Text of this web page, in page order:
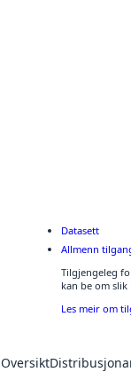
Datasett
Allmenn
Tilgjengeleg
kan be om
Les meir om
Oversikt